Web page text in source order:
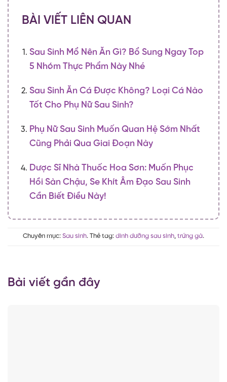
BÀI VIẾT LIÊN QUAN
Sau Sinh Mổ Nên Ăn Gì? Bổ Sung Ngay Top
5 Nhóm Thực Phẩm Này Nhé
Sau Sinh Ăn Cá Được Không? Loại Cá Nào
Tốt Cho Phụ Nữ Sau Sinh?
Phụ Nữ Sau Sinh Muốn Quan Hệ Sớm Nhất
Cũng Phải Qua Giai Đoạn Này
Dược Sĩ Nhà Thuốc Hoa Sơn: Muốn Phục
Hồi Sàn Chậu, Se Khít Âm Đạo Sau Sinh
Cần Biết Điều Này!
Chuyên mục: Sau sinh. Thẻ tag: dinh dưỡng sau sinh, trứng gà.
Bài viết gần đây